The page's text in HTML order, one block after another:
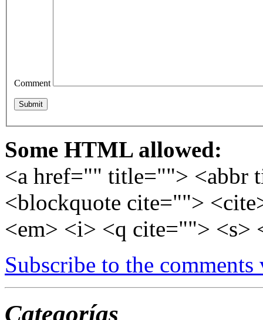
Comment
Some HTML allowed:
<a href="" title=""> <abbr
<blockquote cite="">
<em> <i> <q cite=""> <s>
Subscribe to the comments
Categorías